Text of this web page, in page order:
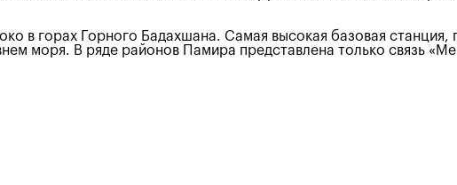
в горах Горного Бадахшана. Самая высокая базовая
моря. В ряде районов Памира представлена только связь